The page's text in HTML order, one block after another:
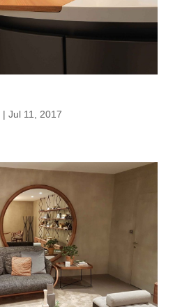
| Jul 11, 2017